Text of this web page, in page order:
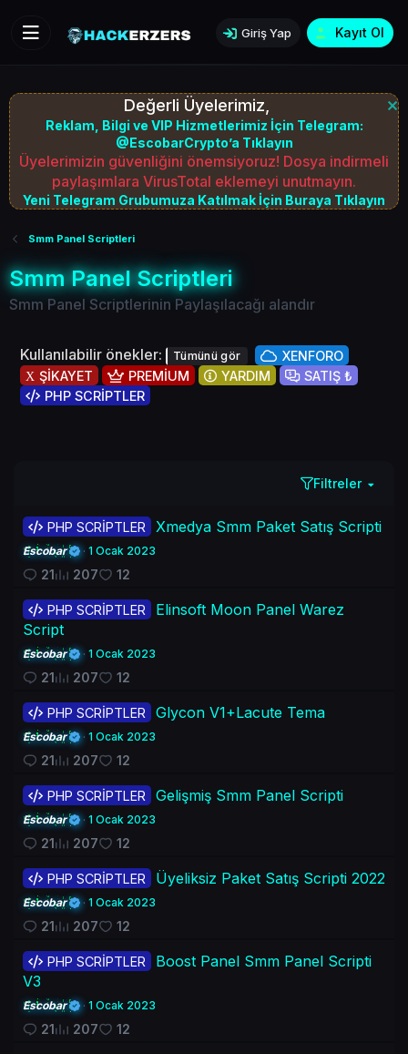
Giriş Yap Kayıt Ol
Değerli Üyelerimiz,
Reklam, Bilgi ve VIP Hizmetlerimiz İçin Telegram:
@EscobarCrypto’a Tıklayın
Üyelerimizin güvenliğini önemsiyoruz! Dosya indirmeli
paylaşımlara VirusTotal eklemeyi unutmayın.
Yeni Telegram Grubumuza Katılmak İçin Buraya Tıklayın
Smm Panel Scriptleri
Smm Panel Scriptleri
Smm Panel Scriptlerinin Paylaşılacağı alandır
Kullanılabilir önekler: Tümünü gör
XENFORO
ŞİKAYET
PREMİUM YARDIM
SATIŞ ₺
PHP SCRİPTLER
Filtreler
PHP SCRİPTLER Xmedya Smm Paket Satış Scripti
Escobar 1 Ocak 2023
21 207 12
PHP SCRİPTLER
Elinsoft Moon Panel Warez
Script
Escobar 1 Ocak 2023
21 207 12
PHP SCRİPTLER Glycon V1+Lacute Tema
Escobar 1 Ocak 2023
21 207 12
PHP SCRİPTLER Gelişmiş Smm Panel Scripti
Escobar 1 Ocak 2023
21 207 12
PHP SCRİPTLER Üyeliksiz Paket Satış Scripti 2022
Escobar 1 Ocak 2023
21 207 12
PHP SCRİPTLER
Boost Panel Smm Panel Scripti
V3
Escobar 1 Ocak 2023
21 207 12